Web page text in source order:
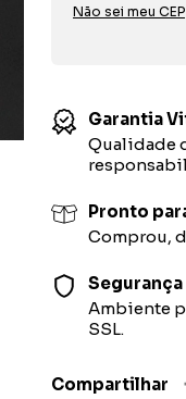
Não sei meu CEP
Garantia
Qualidade
Pronto
Comprou,
Segurança
Ambiente
SSL.
Compartilhar